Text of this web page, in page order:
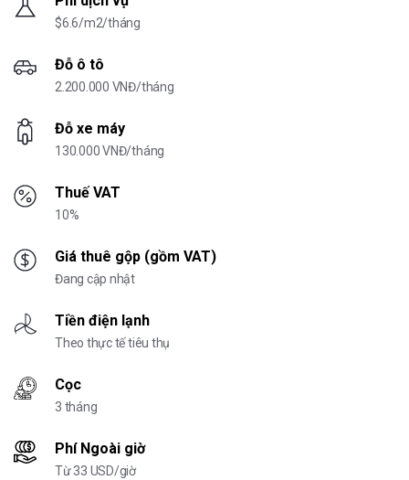
$6.6/m2/tháng
Đỗ ô tô
2.200.000 VNĐ/tháng
Đỗ xe máy
130.000 VNĐ/tháng
Thuế VAT
10%
Giá thuê gộp (gồm VAT)
Đang cập nhật
Tiền điện lạnh
Theo thực tế tiêu thụ
Cọc
3 tháng
Phí Ngoài giờ
Từ 33 USD/giờ